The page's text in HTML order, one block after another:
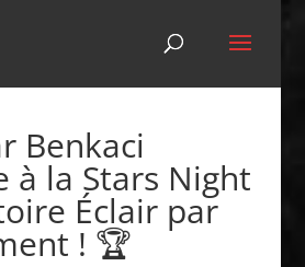
Benkaci
à la Stars Night
Éclair par
! 🏆